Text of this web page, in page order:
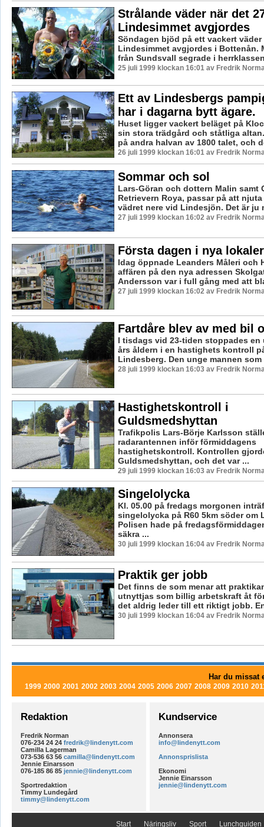
Strålande väder när det
Lindesimmet avgjordes
Söndagen bjöd på ett vackert väder
Lindesimmet avgjordes i Bottenån.
från Sundsvall segrade i
25 juli 1999 klockan 16:01 av Fredrik
Ett av Lindesbergs
har i dagarna bytt ägare.
Huset ligger vackert beläget på
sin stora trädgård och ståtliga
på andra halvan av 1800 talet, och
26 juli 1999 klockan 16:01 av Fredrik
Sommar och sol
Lars-Göran och dottern Malin samt
Retrievern Roya, passar på att
vädret nere vid Lindesjön. Det är ju
27 juli 1999 klockan 16:02 av Fredrik
Första dagen i nya lokaler
Idag öppnade Leanders Måleri och
affären på den nya adressen
Andersson var i full gång med att
27 juli 1999 klockan 16:02 av Fredrik
Fartdåre blev av med bil
I tisdags vid 23-tiden stoppades en
års åldern i en hastighets kontroll
Lindesberg. Den unge mannen som
28 juli 1999 klockan 16:03 av Fredrik
Hastighetskontroll i
Guldsmedshyttan
Trafikpolis Lars-Börje Karlsson
radarantennen inför förmiddagens
hastighetskontroll. Kontrollen
Guldsmedshyttan, och det var ...
29 juli 1999 klockan 16:03 av Fredrik
Singelolycka
Kl. 05.00 på fredags morgonen
singelolycka på R60 5km söder om
Polisen hade på
säkra ...
30 juli 1999 klockan 16:04 av Fredrik
Praktik ger jobb
Det finns de som menar att
utnyttjas som billig arbetskraft åt
det aldrig leder till ett riktigt jobb.
30 juli 1999 klockan 16:04 av Fredrik
Har du missat
1999 2000 2001 2002 2003 2004 2005 2006 2007 2008 2009 2010
Redaktion
Fredrik Norman
076-234 24 24 fredrik@lindenytt.com
Camilla Lagerman
073-536 63 56 camilla@lindenytt.com
Jennie Einarsson
076-185 86 85 jennie@lindenytt.com
Sportredaktion
Timmy Lundegård
timmy@lindenytt.com
Kundservice
Annonsera
info@lindenytt.com
Annonsprislista
Ekonomi
Jennie Einarsson
jennie@lindenytt.com
Start Näringsliv Sport Lunchguiden